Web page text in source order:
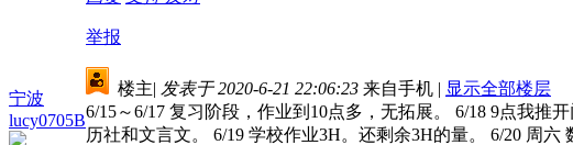
举报
宁波
lucy0705B
楼主| 发表于 2020-6-21 22:06:23 来自手机 | 显示全部楼层
6/15～6/17 复习阶段，作业到10点多，无拓展。 6/18 9点我
历社和文言文。 6/19 学校作业3H。还剩余3H的量。 6/20 周